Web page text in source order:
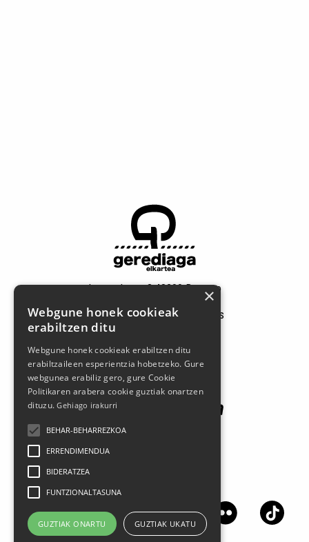
Larrasoloeta, 3 48200 Durango
gerediaga@durangokoazoka.eus
Patrocinadores
×
Webgune honek cookieak
erabiltzen ditu
Webgune honek cookieak erabiltzen ditu
erabiltzaileen esperientzia hobetzeko. Gure
webgunea erabiliz gero, gure Cookie
Politikaren arabera cookie guztiak onartzen
dituzu.Gehiago irakurri
BEHAR-BEHARREZKOA
ERRENDIMENDUA
BIDERATZEA
FUNTZIONALTASUNA
GUZTIAK ONARTU GUZTIAK UKATU